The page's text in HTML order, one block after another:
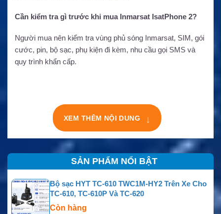
Cần kiểm tra gì trước khi mua Inmarsat IsatPhone 2?
Người mua nên kiểm tra vùng phủ sóng Inmarsat, SIM, gói
cước, pin, bộ sạc, phụ kiện đi kèm, nhu cầu gọi SMS và
quy trình khẩn cấp.
XEM THÊM NỘI DUNG ↓
SẢN PHẨM NỔI BẬT
Bộ sạc HYT TC-610 TWC1M-HY2 Trên Xe Cho
TC-610, TC-610P Và TC-620
Còn hàng